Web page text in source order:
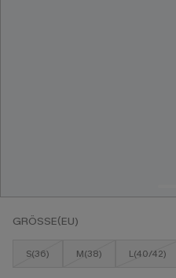
GRÖSSE(EU)
S(36) M(38) L(40/42)